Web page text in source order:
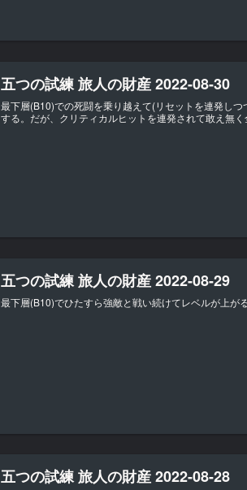
五つの試練 旅人の財産 2022-08-30
最下層(B10)での死闘を乗り越えて(リセットを連発し
する。だが、クリティカルヒットを連発されて敢え無く
五つの試練 旅人の財産 2022-08-29
最下層(B10)でひたすら強敵と戦い続けてレベルが上がる
五つの試練 旅人の財産 2022-08-28